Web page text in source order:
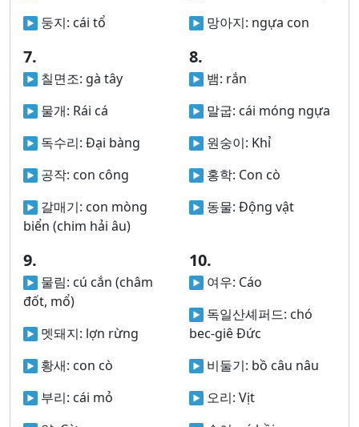
둥지: cái tổ
망아지: ngựa con
7.
칠면조: gà tây
물개: Rái cá
독수리: Đại bàng
공작: con công
갈매기: con mòng
biển (chim hải âu)
8.
뱀: rắn
말굽: cái móng ngựa
원숭이: Khỉ
홍학: Con cò
동물: Động vật
9.
물림: cú cắn (châm
đốt, mổ)
멧돼지: lợn rừng
황새: con cò
부리: cái mỏ
10.
여우: Cáo
독일산셰퍼드: chó
bec-giê Đức
비둘기: bồ câu nâu
오리: Vịt